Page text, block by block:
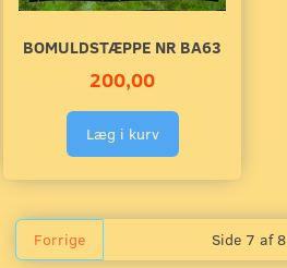
BOMULDSTÆPPE NR BA63
200,00
Læg i kurv
Forrige Side 7 af 8